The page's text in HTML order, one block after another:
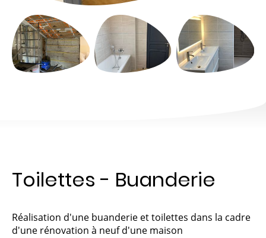
Toilettes - Buanderie
Réalisation d'une buanderie et toilettes dans la cadre
d'une rénovation à neuf d'une maison